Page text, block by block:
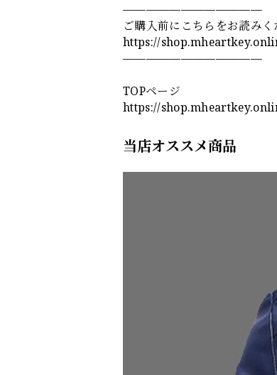
————————————
ご購入前にこちらをお読みく
https://
————————————
TOPページ
https://
当店オススメ商品